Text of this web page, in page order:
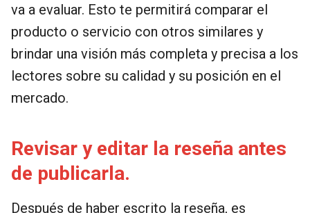
va a evaluar. Esto te permitirá comparar el
producto o servicio con otros similares y
brindar una visión más completa y precisa a los
lectores sobre su calidad y su posición en el
mercado.
Revisar y editar la reseña antes
de publicarla.
Después de haber escrito la reseña, es